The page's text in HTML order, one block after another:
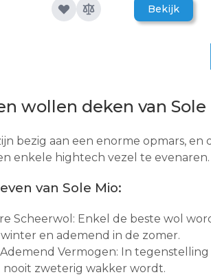
Bekijk
wollen deken van
bezig aan een enorme opmars,
enkele hightech vezel te evenaren.
van Sole Mio:
Scheerwol: Enkel de beste wol
en ademend in de zomer.
Vermogen: In
nooit zweterig wakker wordt.